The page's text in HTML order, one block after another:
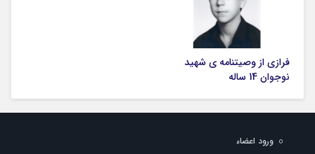
فرازی از وصیتنامه ی شهید
نوجوان 14 ساله
ورود اعضاء